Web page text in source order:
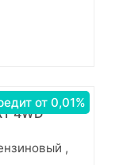
от 0,01%
4WD
,